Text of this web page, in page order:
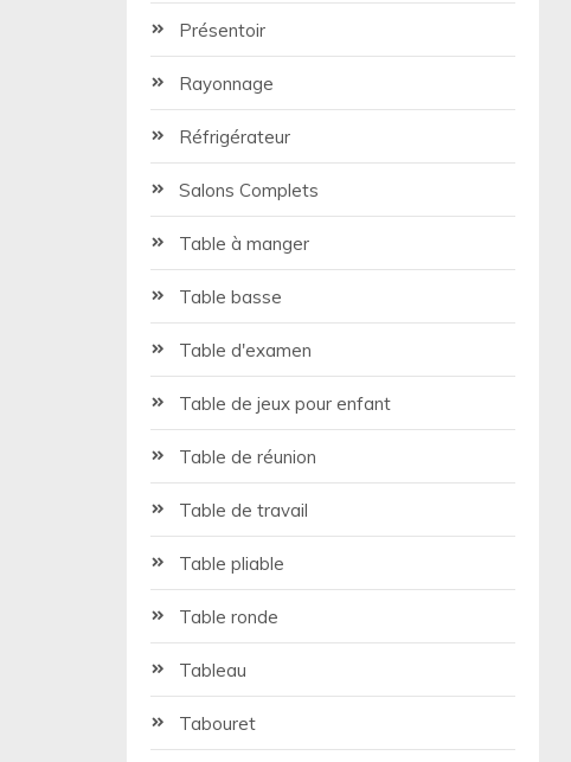
Présentoir
Rayonnage
Réfrigérateur
Salons Complets
Table à manger
Table basse
Table d'examen
Table de jeux pour enfant
Table de réunion
Table de travail
Table pliable
Table ronde
Tableau
Tabouret